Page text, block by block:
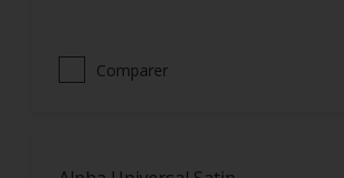
Comparer